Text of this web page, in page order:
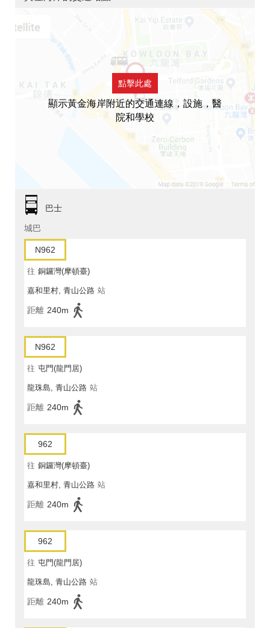
點擊此處
顯示黃金海岸附近的交通連線，設施，醫
院和學校
巴士
城巴
N962
往 銅鑼灣(摩頓臺)
嘉和里村, 青山公路 站
距離 240m
N962
往 屯門(龍門居)
龍珠島, 青山公路 站
距離 240m
962
往 銅鑼灣(摩頓臺)
嘉和里村, 青山公路 站
距離 240m
962
往 屯門(龍門居)
龍珠島, 青山公路 站
距離 240m